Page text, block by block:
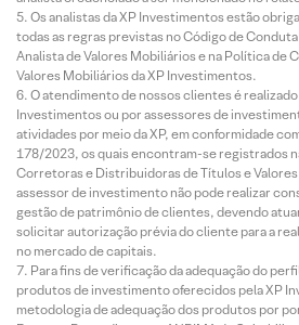
Os analistas da XP Investimentos estão
todas as regras previstas no Código de
Analista de Valores Mobiliários e na Política de
Valores Mobiliários da XP Investimentos.
O atendimento de nossos clientes é
Investimentos ou por assessores de
atividades por meio da XP, em conformidade
178/2023, os quais encontram-se registrados
Corretoras e Distribuidoras de Títulos e
assessor de investimento não pode realizar
gestão de patrimônio de clientes, devendo
solicitar autorização prévia do cliente para a
no mercado de capitais.
Para fins de verificação da adequação do
produtos de investimento oferecidos pela XP
metodologia de adequação dos produtos por